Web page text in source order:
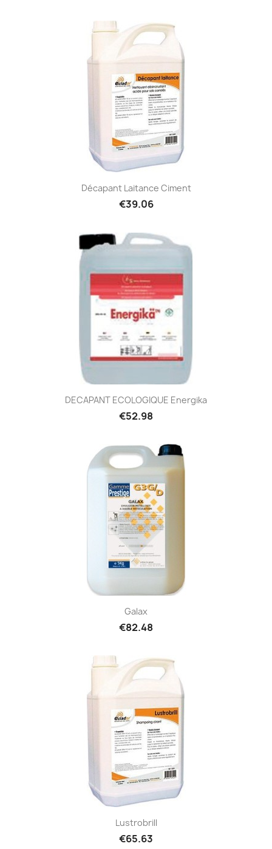
Décapant Laitance Ciment
€39.06
DECAPANT ECOLOGIQUE Energika
€52.98
Galax
€82.48
Lustrobrill
€65.63